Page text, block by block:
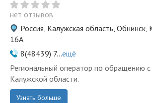
нет отзывов
Россия, Калужская область, Обнинск,
16А
8(48439) 7...ещё
Региональный оператор по обращению
Калужской области.
Узнать больше